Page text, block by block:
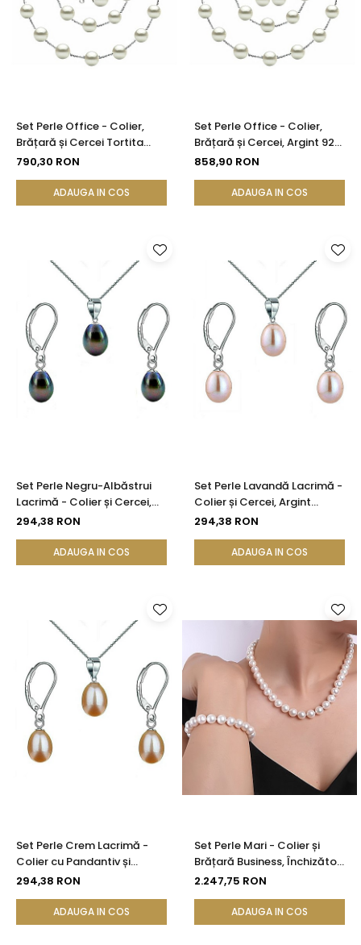
Set Perle Office - Colier,
Brățară și Cercei Tortita
Inchisa, Argint 925, Perle
KASKADDA®
790,30 RON
ADAUGA IN COS
Set Perle Office - Colier,
Brățară și Cercei, Argint 925,
Perle Albe Premium 7-8 mm
858,90 RON
ADAUGA IN COS
Set Perle Negru-Albăstrui
Lacrimă - Colier și Cercei,
Argint Rodiat 925, Perle
KASKADDA®
294,38 RON
ADAUGA IN COS
Set Perle Lavandă Lacrimă -
Colier și Cercei, Argint
Rodiat 925, Perle Naturale
294,38 RON
ADAUGA IN COS
Set Perle Crem Lacrimă -
Colier cu Pandantiv și
Cercei, Argint 925, Perle
KASKADDA®
294,38 RON
ADAUGA IN COS
Set Perle Mari - Colier și
Brățară Business, Închizători
Aur Galben 14K, Perle Albe
2.247,75 RON
ADAUGA IN COS